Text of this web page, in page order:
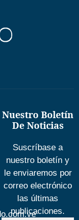
Nuestro Boletín
De Noticias
Suscríbase a
nuestro boletín y
le enviaremos por
correo electrónico
las últimas
publicaciones.